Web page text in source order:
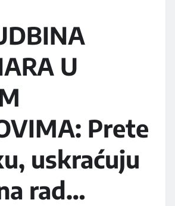
U
Prete
uskraćuju
rad…